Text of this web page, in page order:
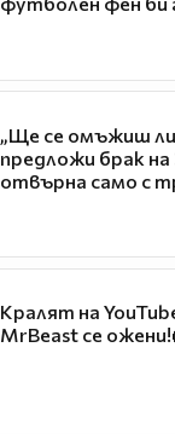
„Ще се омъжиш ли
предложи брак на
отвърна само с
Кралят на
MrBeast се